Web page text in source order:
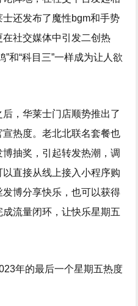
还发布了魔性bgm和手势
社交媒体中引发二创热
和“科目三”一样成为让人欲
，华莱士门店顺势推出了
热度。老北北联名套餐也
抽奖，引起转发热潮，调
直接从线上接入小程序购
博分享快乐，也可以获得
流量闭环，让快乐星期五
年的最后一个星期五热度